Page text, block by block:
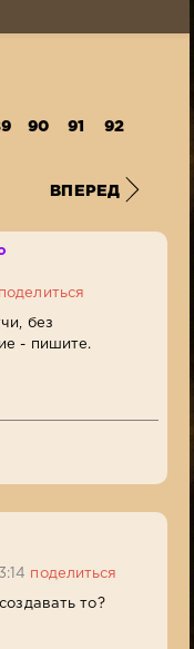
90 91 92
ВПЕРЕД
поделиться
без
- пишите.
поделиться
то?